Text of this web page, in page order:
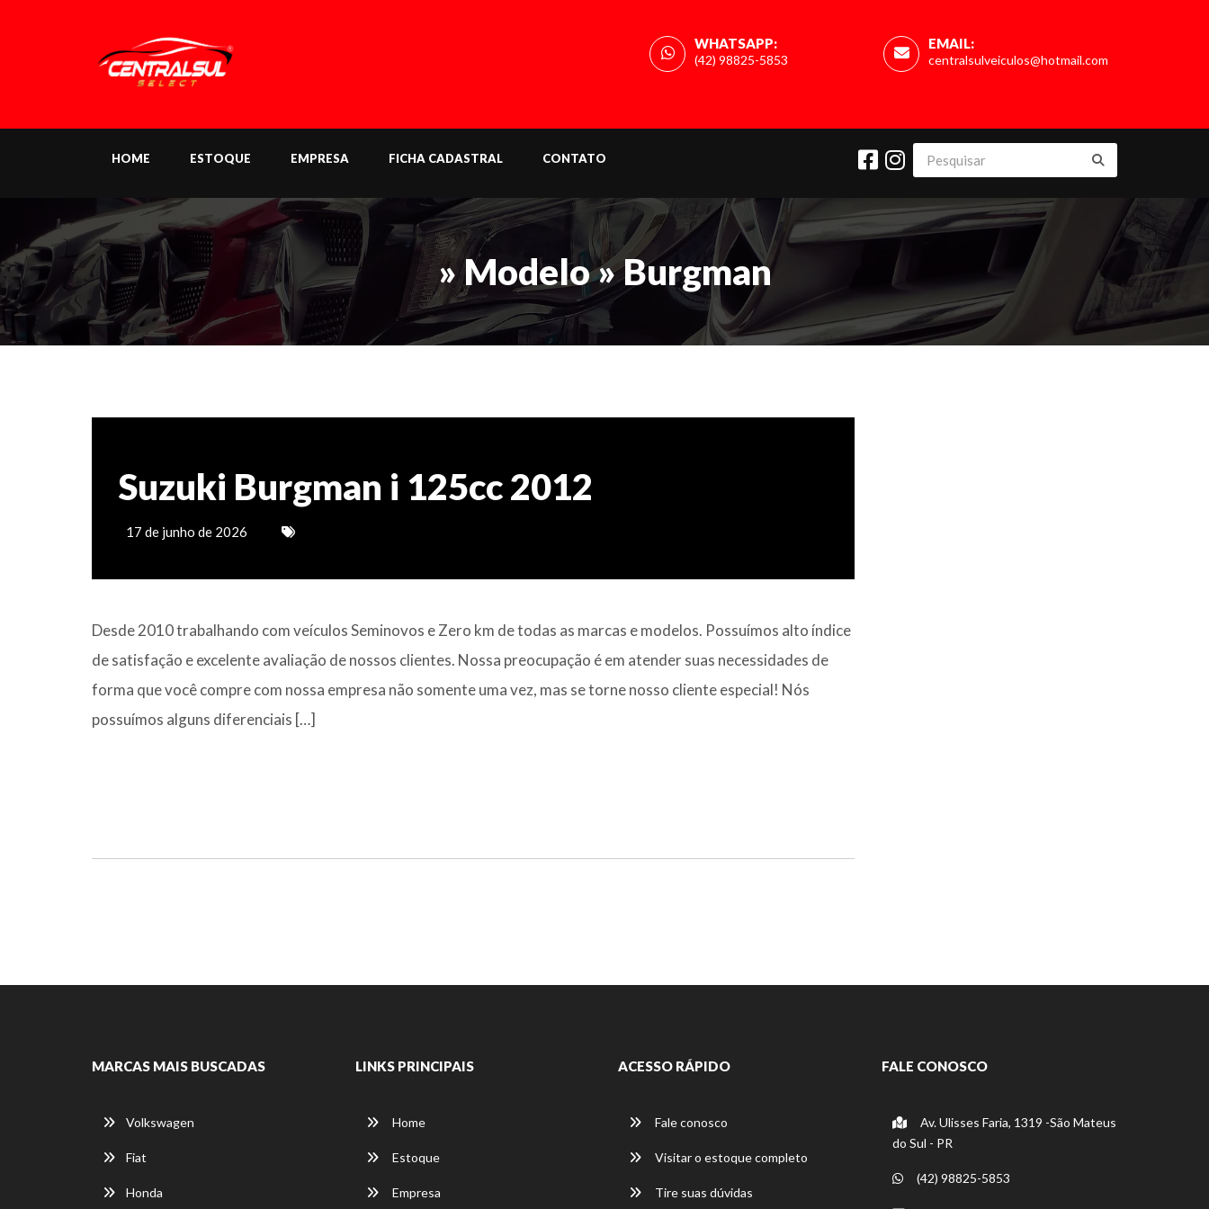
EMAIL:
centralsulveiculos@hotmail.com
WHATSAPP:
(42) 98825-5853
HOME ESTOQUE EMPRESA FICHA CADASTRAL CONTATO
» Modelo » Burgman
Suzuki Burgman i 125cc 2012
17 de junho de 2026
Desde 2010 trabalhando com veículos Seminovos e Zero km de todas as marcas e modelos. Possuímos alto índice
de satisfação e excelente avaliação de nossos clientes. Nossa preocupação é em atender suas necessidades de
forma que você compre com nossa empresa não somente uma vez, mas se torne nosso cliente especial! Nós
possuímos alguns diferenciais […]
MARCAS MAIS BUSCADAS
Volkswagen
Fiat
Honda
LINKS PRINCIPAIS
Home
Estoque
Empresa
ACESSO RÁPIDO
Fale conosco
Visitar o estoque completo
Tire suas dúvidas
FALE CONOSCO
Av. Ulisses Faria, 1319 -São Mateus
do Sul - PR
(42) 98825-5853